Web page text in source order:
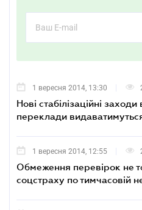
1 вересня 2014, 13:30
Нові стабілізаційні
переклади
1 вересня 2014, 12:55
Обмеження перевірок не
соцстраху по тимчасовій